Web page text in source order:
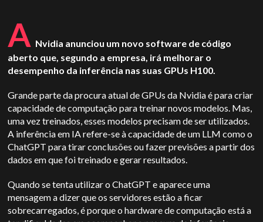
A Nvidia anunciou um novo software de código
aberto que, segundo a empresa, irá melhorar o
desempenho da inferência nas suas GPUs H100.
Grande parte da procura atual de GPUs da Nvidia é para criar
capacidade de computação para treinar novos modelos. Mas,
uma vez treinados, esses modelos precisam de ser utilizados.
A inferência em IA refere-se à capacidade de um LLM como o
ChatGPT para tirar conclusões ou fazer previsões a partir dos
dados em que foi treinado e gerar resultados.
Quando se tenta utilizar o ChatGPT e aparece uma
mensagem a dizer que os servidores estão a ficar
sobrecarregados, é porque o hardware de computação está a